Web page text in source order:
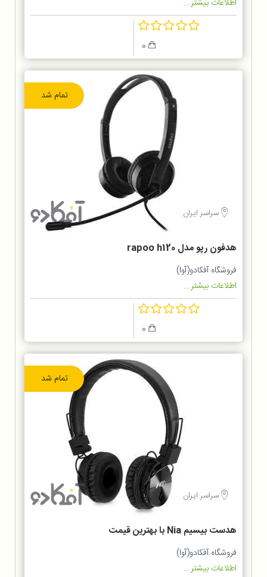
اطلاعات بیشتر...
تمام شد
سراسر ایران
هدفون رپو مدل rapoo h120
فروشگاه آفکادو(آوا)
اطلاعات بیشتر...
تمام شد
سراسر ایران
هدست بیسیم Nia با بهترین قیمت
فروشگاه آفکادو(آوا)
اطلاعات بیشتر...